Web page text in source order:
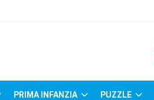
PRIMA INFANZIA PUZZLE